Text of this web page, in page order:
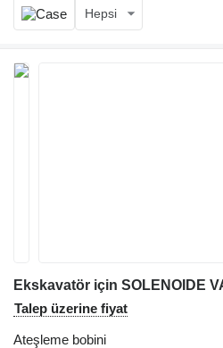
Hepsi
Talep üzerine fiyat
Ateşleme bobini